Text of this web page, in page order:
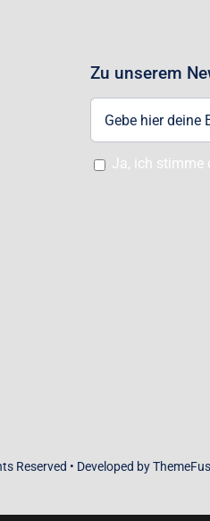
Zu unserem
Ja, ich stimme
Reserved • Developed by